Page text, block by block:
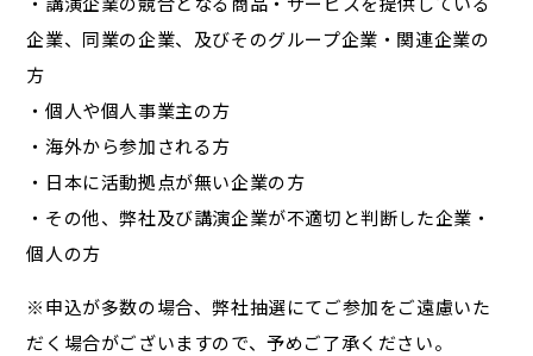
企業、同業の企業、及びそのグループ企業・関連企業の
方
・個人や個人事業主の方
・海外から参加される方
・日本に活動拠点が無い企業の方
・その他、弊社及び講演企業が不適切と判断した企業・
個人の方
※申込が多数の場合、弊社抽選にてご参加をご遠慮いた
だく場合がございますので、予めご了承ください。